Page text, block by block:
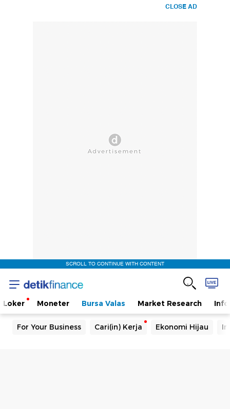
CLOSE AD
SCROLL TO CONTINUE WITH CONTENT
Loker Moneter Bursa Valas Market Research
For Your Business Cari(in) Kerja Ekonomi Hijau